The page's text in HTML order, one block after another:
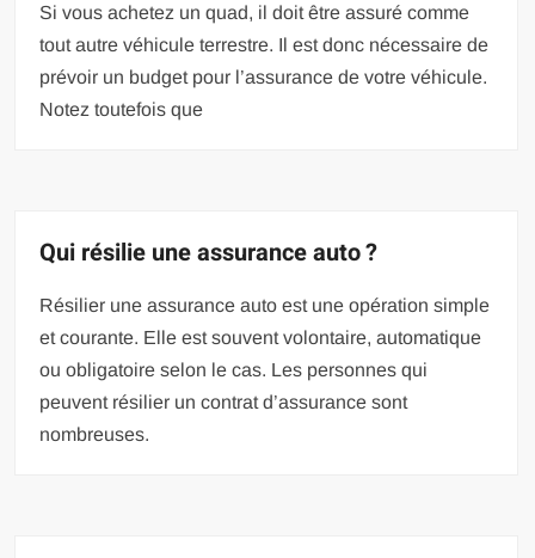
Si vous achetez un quad, il doit être assuré comme
tout autre véhicule terrestre. Il est donc nécessaire de
prévoir un budget pour l’assurance de votre véhicule.
Notez toutefois que
Qui résilie une assurance auto ?
Résilier une assurance auto est une opération simple
et courante. Elle est souvent volontaire, automatique
ou obligatoire selon le cas. Les personnes qui
peuvent résilier un contrat d’assurance sont
nombreuses.